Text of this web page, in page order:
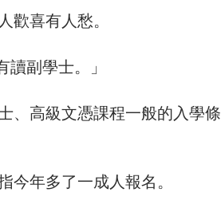
喜有人愁。
副學士。」
、高級文憑課程一般的入學條
年多了一成人報名。